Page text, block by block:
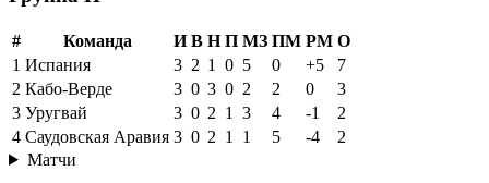
# Команда И В Н П МЗ ПМ РМ О
1 Испания 3 2 1 0 5 0 +5
7
2 Кабо-Верде 3 0 3 0 2 2 0
3
3 Уругвай 3 0 2 1 3 4 -1
2
4 Саудовская Аравия 3 0 2 1 1 5 -4
2
Матчи